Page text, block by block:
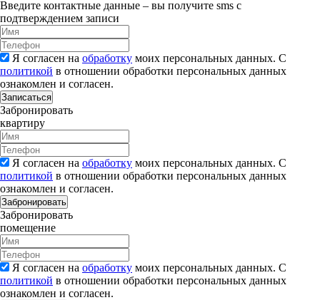
Введите контактные данные – вы получите sms с
подтверждением записи
Я согласен на обработку моих персональных данных. С
политикой в отношении обработки персональных данных
ознакомлен и согласен.
Записаться
Забронировать
квартиру
Я согласен на обработку моих персональных данных. С
политикой в отношении обработки персональных данных
ознакомлен и согласен.
Забронировать
Забронировать
помещение
Я согласен на обработку моих персональных данных. С
политикой в отношении обработки персональных данных
ознакомлен и согласен.